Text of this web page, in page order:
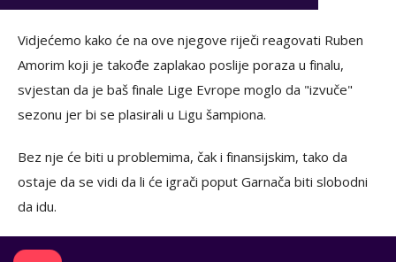
Vidjećemo kako će na ove njegove riječi reagovati Ruben
Amorim koji je takođe zaplakao poslije poraza u finalu,
svjestan da je baš finale Lige Evrope moglo da "izvuče"
sezonu jer bi se plasirali u Ligu šampiona.
Bez nje će biti u problemima, čak i finansijskim, tako da
ostaje da se vidi da li će igrači poput Garnača biti slobodni
da idu.